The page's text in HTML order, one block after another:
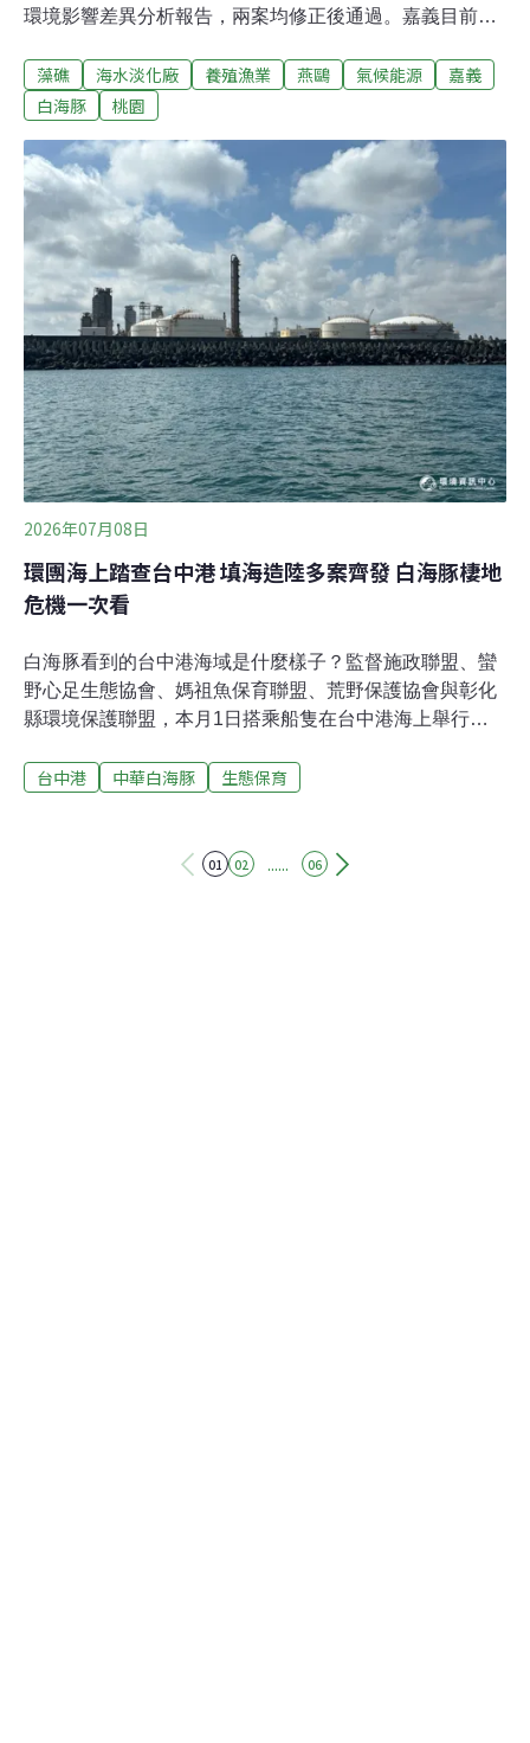
環境影響差異分析報告，兩案均修正後通過。嘉義目前無
出取消當地的抽砂作業，以順應海流自然侵蝕，保護當地
藻礁礁體，並擴大小燕鷗繁殖棲地。嘉義海淡廠建立鹵水
境影響評估審查委員會第52次會議，審查「嘉義海水淡化
廠興建計畫環境影響說明書」與「桃園市觀塘工業區開發
計畫環境影響評估報告書第六次環境影響差異分析報
告」。嘉義海水淡化廠（下簡稱嘉義海淡廠）開發單位為
經濟部水利署南區水資源分署，規劃在嘉義縣布袋鎮的布
袋商港北防波堤內側，回填浚土後興建。廠區用地約6公
頃，產水規模最大每日10萬立方公尺，採用逆滲透法
（RO）進行淡化製水，預估2032年完工開始產水。嘉義
縣副縣長劉培東表示，嘉義無大型水庫可支應供水
藻礁 海水淡化廠 養殖漁業 燕鷗 氣候能源
嘉義
白海豚
桃園
2026年07月08日
環團海上踏查台中港 填海造陸多案齊發 白海豚棲地
危機一次看
白海豚看到的台中港海域是什麼樣子？監督施政聯盟、蠻
野心足生態協會、媽祖魚保育聯盟、荒野保護協會與彰化
縣環境保護聯盟，本月1日搭乘船隻在台中港海上舉行
會」。台中港2020年被公告為白海豚重要棲息環境範圍，
港各開發案的進度與白海豚的生存現況，一次看這片海域
台中港 中華白海豚 生態保育
01 02 ...... 06